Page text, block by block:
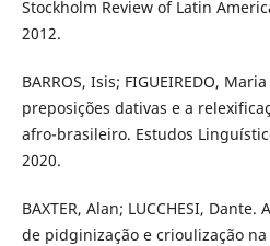
Stockholm Review of Latin
2012.
BARROS, Isis; FIGUEIREDO,
preposições dativas e a
afro-brasileiro. Estudos
2020.
BAXTER, Alan; LUCCHESI,
de pidginização e crioulização